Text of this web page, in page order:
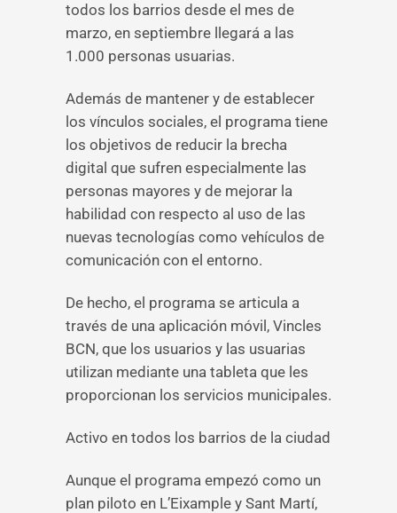
todos los barrios desde el mes de
marzo, en septiembre llegará a las
1.000 personas usuarias.
Además de mantener y de establecer
los vínculos sociales, el programa tiene
los objetivos de reducir la brecha
digital que sufren especialmente las
personas mayores y de mejorar la
habilidad con respecto al uso de las
nuevas tecnologías como vehículos de
comunicación con el entorno.
De hecho, el programa se articula a
través de una aplicación móvil, Vincles
BCN, que los usuarios y las usuarias
utilizan mediante una tableta que les
proporcionan los servicios municipales.
Activo en todos los barrios de la ciudad
Aunque el programa empezó como un
plan piloto en L’Eixample y Sant Martí,